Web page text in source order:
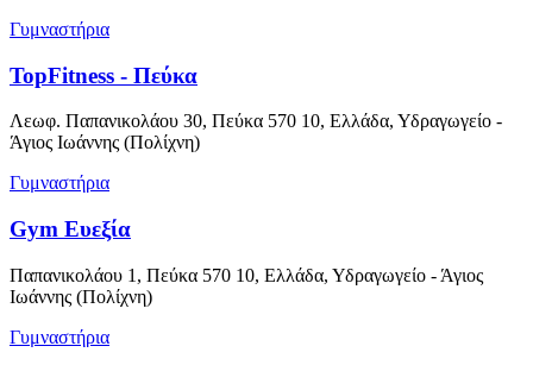
Γυμναστήρια
TopFitness - Πεύκα
Λεωφ. Παπανικολάου 30, Πεύκα 570 10, Ελλάδα, Υδραγωγείο -
Άγιος Ιωάννης (Πολίχνη)
Γυμναστήρια
Gym Ευεξία
Παπανικολάου 1, Πεύκα 570 10, Ελλάδα, Υδραγωγείο - Άγιος
Ιωάννης (Πολίχνη)
Γυμναστήρια